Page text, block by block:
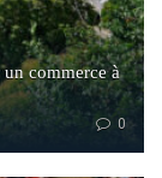
commerce à
0